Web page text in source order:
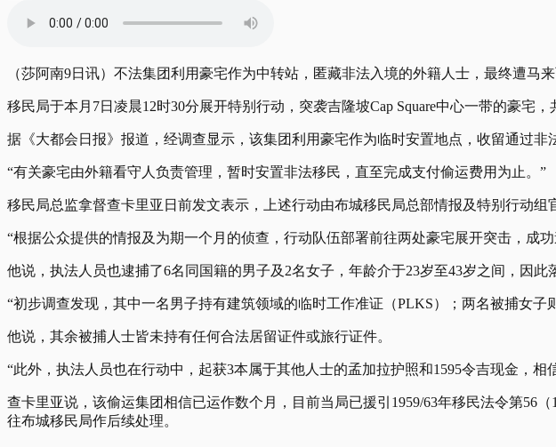
（莎阿南9日讯）不法集团利用豪宅作为中转站，匿藏非法入境的外籍人士，最终遭马
移民局于本月7日凌晨12时30分展开特别行动，突袭吉隆坡Cap Square中心一带的豪宅
据《大都会日报》报道，经调查显示，该集团利用豪宅作为临时安置地点，收留通过
“有关豪宅由外籍看守人负责管理，暂时安置非法移民，直至完成支付偷运费用为止。”
移民局总监拿督查卡里亚日前发文表示，上述行动由布城移民局总部情报及特别行动
“根据公众提供的情报及为期一个月的侦查，行动队伍部署前往两处豪宅展开突击，成
他说，执法人员也逮捕了6名同国籍的男子及2名女子，年龄介于23岁至43岁之间，因此
“初步调查发现，其中一名男子持有建筑领域的临时工作准证（PLKS）；两名被捕女
他说，其余被捕人士皆未持有任何合法居留证件或旅行证件。
“此外，执法人员也在行动中，起获3本属于其他人士的孟加拉护照和1595令吉现金，
查卡里亚说，该偷运集团相信已运作数个月，目前当局已援引1959/63年移民法令第56
往布城移民局作后续处理。